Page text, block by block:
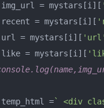
img_url = mystars[i][
recent = mystars[i][
url = mystars[i][
like = mystars[i][
temp_html =` <div